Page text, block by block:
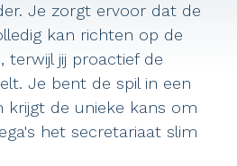
Je zorgt ervoor dat de
kan richten op de
terwijl jij proactief de
Je bent de spil in een
krijgt de unieke kans om
het secretariaat slim